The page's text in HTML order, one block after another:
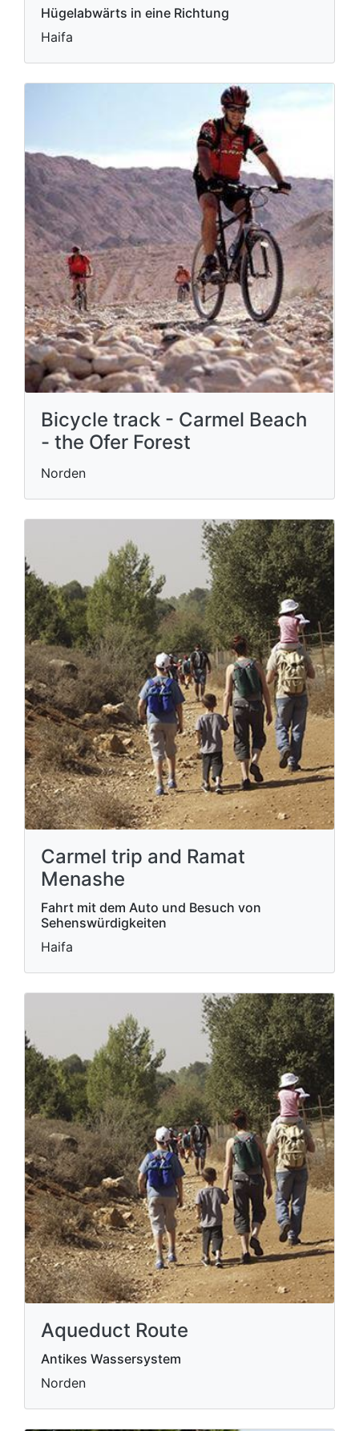
Hügelabwärts in eine Richtung
Haifa
Bicycle track - Carmel Beach
- the Ofer Forest
Norden
Carmel trip and Ramat
Menashe
Fahrt mit dem Auto und Besuch von
Sehenswürdigkeiten
Haifa
Aqueduct Route
Antikes Wassersystem
Norden